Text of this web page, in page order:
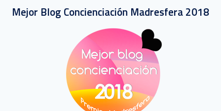
Mejor Blog Concienciación Madresfera 2018